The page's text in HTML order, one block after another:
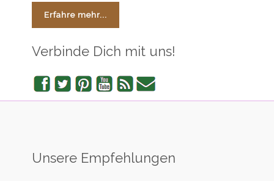
Erfahre mehr...
Verbinde Dich mit uns!
Facebook
TwitterPinterestYouTubeRSS
Unsere Empfehlungen